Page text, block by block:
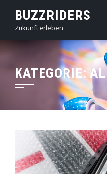
content
BUZZRIDERS
Zukunft erleben
KATEGORIE: